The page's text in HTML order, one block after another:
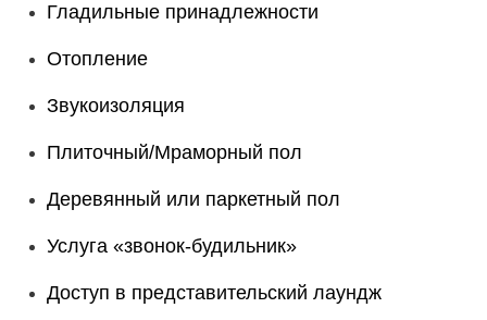
Гладильные принадлежности
Отопление
Звукоизоляция
Плиточный/Мраморный пол
Деревянный или паркетный пол
Услуга «звонок-будильник»
Доступ в представительский лаундж